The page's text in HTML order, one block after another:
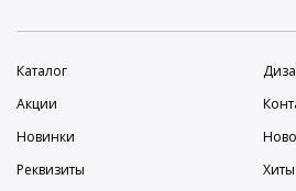
Каталог
Акции
Новинки
Реквизиты
Хиты